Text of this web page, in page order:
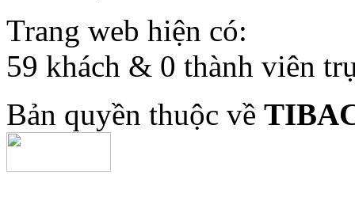
Trang web hiện có:
59 khách & 0 thành viên
Bản quyền thuộc về